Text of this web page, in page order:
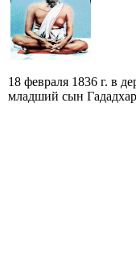
18 февраля 1836 г. в
младший сын